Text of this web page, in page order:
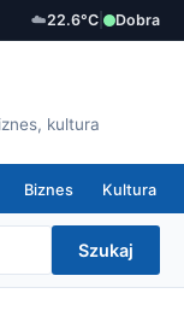
☁️22.6°C Dobra
kultura
Biznes Kultura
Szukaj